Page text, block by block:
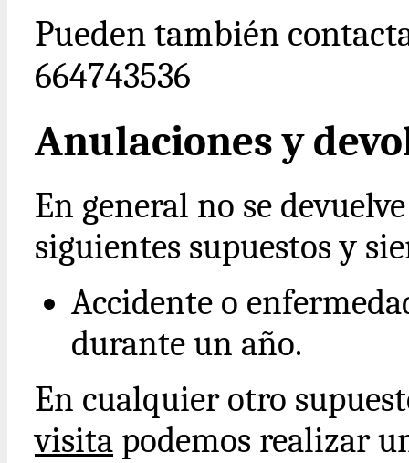
Pueden también
664743536
Anulaciones y
En general no se
siguientes supuestos y
Accidente o
durante un año.
En cualquier otro
visita podemos realizar